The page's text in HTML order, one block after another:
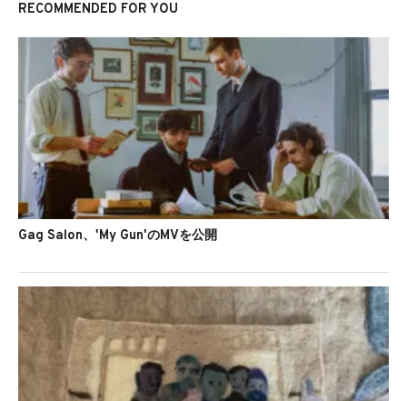
RECOMMENDED FOR YOU
Gag Salon、'My Gun'のMVを公開